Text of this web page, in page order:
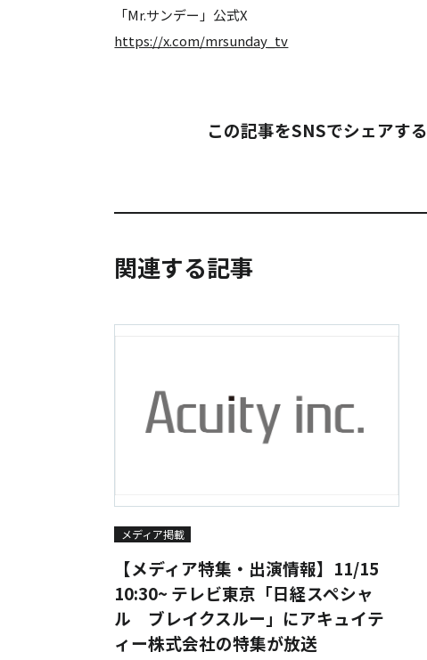
「Mr.サンデー」公式X
https://x.com/mrsunday_tv
この記事をSNSでシェアする
関連する記事
メディア掲載
【メディア特集・出演情報】11/15
10:30~ テレビ東京「日経スペシャ
ル ブレイクスルー」にアキュイテ
ィー株式会社の特集が放送